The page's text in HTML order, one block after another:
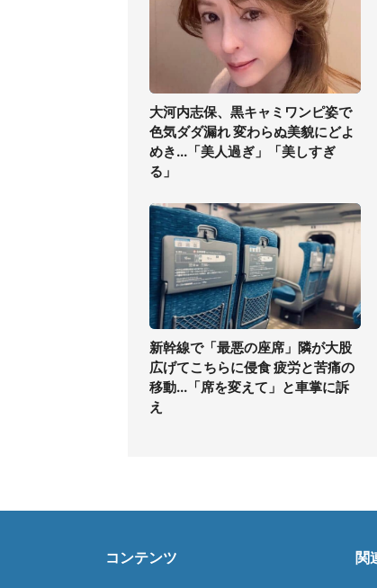
大河内志保、黒キャミワンピ姿で
色気ダダ漏れ 変わらぬ美貌にどよ
めき...「美人過ぎ」「美しすぎ
る」
新幹線で「最悪の座席」隣が大股
広げてこちらに侵食 疲労と苦痛の
移動...「席を変えて」と車掌に訴
え
コンテンツ 関